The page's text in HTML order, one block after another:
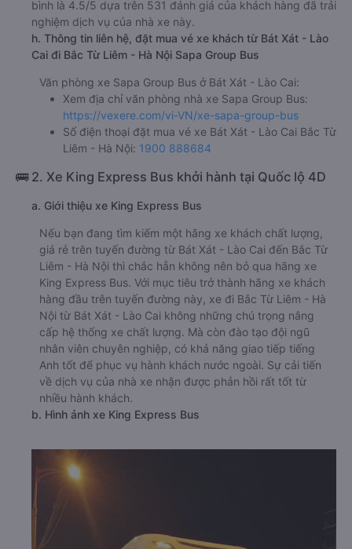
bình là 4.5/5 dựa trên 531 đánh giá của khách hàng đã trải
nghiệm dịch vụ của nhà xe này.
h. Thông tin liên hệ, đặt mua vé xe khách từ Bát Xát - Lào
Cai đi Bắc Từ Liêm - Hà Nội Sapa Group Bus
Văn phòng xe Sapa Group Bus ở Bát Xát - Lào Cai:
Xem địa chỉ văn phòng nhà xe Sapa Group Bus:
https://vexere.com/vi-VN/xe-sapa-group-bus
Số điện thoại đặt mua vé xe Bát Xát - Lào Cai Bắc Từ
Liêm - Hà Nội: 1900 888684
🚌 2. Xe King Express Bus khởi hành tại Quốc lộ 4D
a. Giới thiệu xe King Express Bus
Nếu bạn đang tìm kiếm một hãng xe khách chất lượng,
giá rẻ trên tuyến đường từ Bát Xát - Lào Cai đến Bắc Từ
Liêm - Hà Nội thì chắc hẳn không nên bỏ qua hãng xe
King Express Bus. Với mục tiêu trở thành hãng xe khách
hàng đầu trên tuyến đường này, xe đi Bắc Từ Liêm - Hà
Nội từ Bát Xát - Lào Cai không những chú trọng nâng
cấp hệ thống xe chất lượng. Mà còn đào tạo đội ngũ
nhân viên chuyên nghiệp, có khả năng giao tiếp tiếng
Anh tốt để phục vụ hành khách nước ngoài. Sự cải tiến
về dịch vụ của nhà xe nhận được phản hồi rất tốt từ
nhiều hành khách.
b. Hình ảnh xe King Express Bus